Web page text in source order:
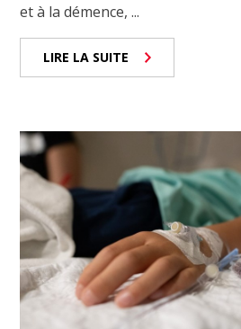
et à la démence, ...
LIRE LA SUITE